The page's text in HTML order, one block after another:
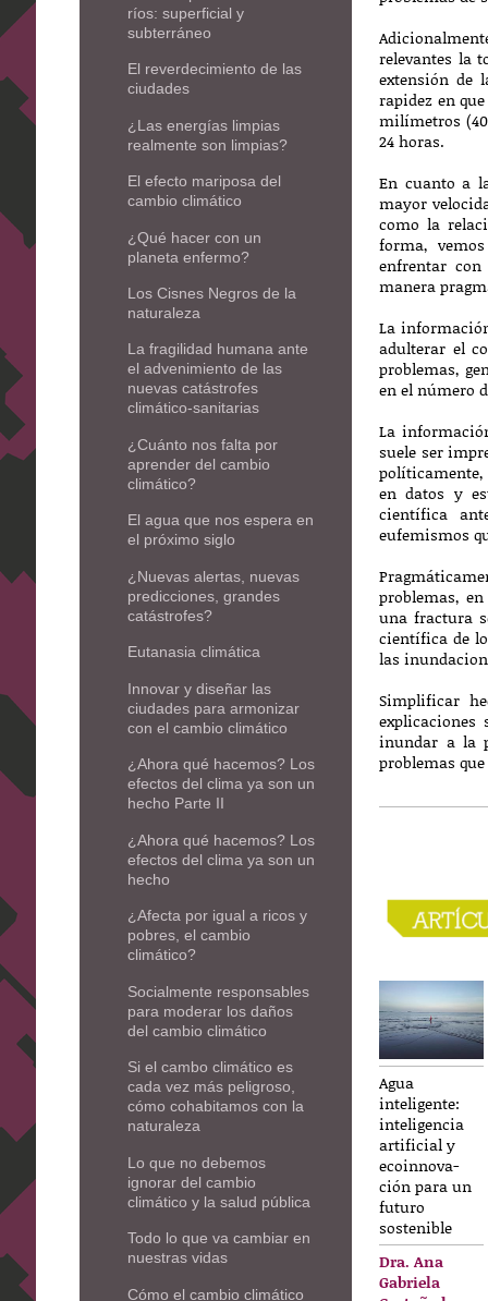
relevantes la
extensión de
rapidez en
milímetros
24 horas.
En cuanto a
mayor
como la
forma,
enfrentar
manera
La
adulterar el
problemas,
en el número
La
suele ser
políticamente,
en datos y
científica
eufemismos
problemas,
una fractura
científica de
las
Simplificar
inundar a la
problemas
Agua
inteligente:
inteligencia
artificial y
ecoinnova-
ción para un
futuro
sostenible
Dra. Ana
Gabriela
ríos: superficial y
subterráneo
El reverdecimiento de las
ciudades
¿Las energías limpias
realmente son limpias?
El efecto mariposa del
cambio climático
¿Qué hacer con un
planeta enfermo?
Los Cisnes Negros de la
naturaleza
La fragilidad humana ante
el advenimiento de las
nuevas catástrofes
climático-sanitarias
¿Cuánto nos falta por
aprender del cambio
climático?
El agua que nos espera en
el próximo siglo
¿Nuevas alertas, nuevas
predicciones, grandes
catástrofes?
Eutanasia climática
Innovar y diseñar las
ciudades para armonizar
con el cambio climático
¿Ahora qué hacemos? Los
efectos del clima ya son un
hecho Parte II
¿Ahora qué hacemos? Los
efectos del clima ya son un
hecho
¿Afecta por igual a ricos y
pobres, el cambio
climático?
Socialmente responsables
para moderar los daños
del cambio climático
Si el cambo climático es
cada vez más peligroso,
cómo cohabitamos con la
naturaleza
Lo que no debemos
ignorar del cambio
climático y la salud pública
Todo lo que va cambiar en
nuestras vidas
Cómo el cambio climático